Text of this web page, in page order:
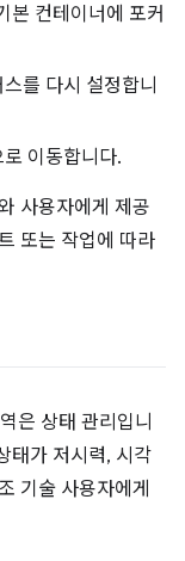
본 컨테이너에 포커
를 다시 설정합니
이동합니다.
사용자에게 제공
또는 작업에 따라
은 상태 관리입니
태가 저시력, 시각
기술 사용자에게